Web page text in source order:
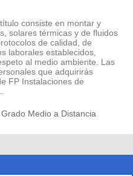
consiste en montar y
solares térmicas y de fluidos
de calidad, de
laborales establecidos,
al medio ambiente. Las
que adquirirás
FP Instalaciones de
Medio a Distancia